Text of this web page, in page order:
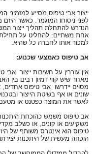
ייצור אבי טיפוס מסייע למזמיני
לפני ניסוחו המוגמר. כאשר
הנדרש להתחלת תהליך ייצור
אחת משתיים: להחליט על תחילת
למכור אותו לחברה כל שהיא.
אב טיפוס כאמצעי שכנוע:
אין עוררין על חשיבות ייצור
מאחר שיש קווי דמיון רבים בין
מסוים יידרשו אבי טיפוס אחדים,
שונים או אף בשיטת הייצור
לאשר את המוצר כפטנט או
אב טיפוס משמש כהוכחת היתכנות
משקיעים או קונים, או כשלב
טיפוס הוא אינטרס משותף של
הוכחה מעשית של היתכנות